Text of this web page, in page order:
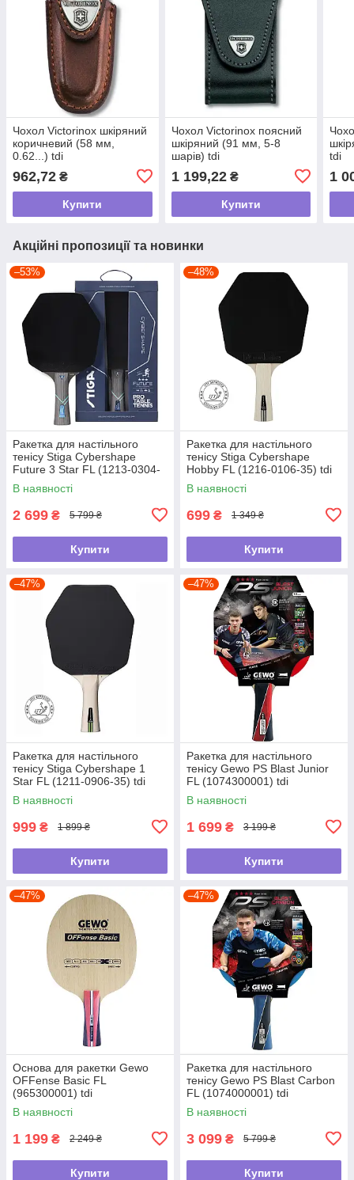
Чохол Victorinox шкіряний
коричневий (58 мм,
0.62...) tdi
962,72 ₴
Купити
Чохол Victorinox поясний
шкіряний (91 мм, 5-8
шарів) tdi
1 199,22₴
Купити
tdi
1
Акційні пропозиції та новинки
–53%
Ракетка для настільного
тенісу Stiga Cybershape
Future 3 Star FL (1213-0304-
35) tdi
В наявності
2 699 ₴ 5 799 ₴
Купити
–48%
Ракетка для настільного
тенісу Stiga Cybershape
Hobby FL (1216-0106-35) tdi
В наявності
699 ₴ 1 349 ₴
Купити
–47%
Ракетка для настільного
тенісу Stiga Cybershape 1
Star FL (1211-0906-35) tdi
В наявності
999 ₴ 1 899 ₴
Купити
–47%
Ракетка для настільного
тенісу Gewo PS Blast Junior
FL (1074300001) tdi
В наявності
1 699 ₴ 3 199 ₴
Купити
–47%
Основа для ракетки Gewo
OFFense Basic FL
(965300001) tdi
В наявності
1 199 ₴ 2 249 ₴
Купити
–47%
Ракетка для настільного
тенісу Gewo PS Blast Carbon
FL (1074000001) tdi
В наявності
3 099 ₴ 5 799 ₴
Купити